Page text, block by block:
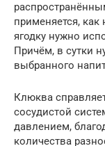
применяется, как
ягодку нужно
Причём, в сутки
выбранного
Клюква
сосудистой
давлением,
количества